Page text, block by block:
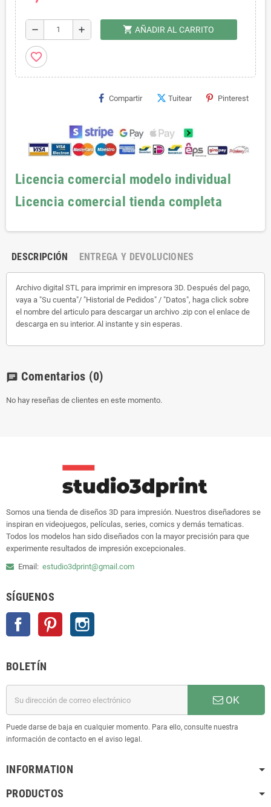
remove add shopping_cart AÑADIR AL CARRITO
favorite_border
Compartir Tuitear Pinterest
Licencia comercial modelo individual
Licencia comercial tienda completa
DESCRIPCIÓN ENTREGA Y DEVOLUCIONES
Archivo digital STL para imprimir en impresora 3D. Después del pago,
vaya a "Su cuenta"/ "Historial de Pedidos" / "Datos", haga click sobre
el nombre del articulo para descargar un archivo .zip con el enlace de
descarga en su interior. Al instante y sin esperas.
chat Comentarios (0)
No hay reseñas de clientes en este momento.
Somos una tienda de diseños 3D para impresión. Nuestros diseñadores se
inspiran en videojuegos, películas, series, comics y demás tematicas.
Todos los modelos han sido diseñados con la mayor precisión para que
experimente resultados de impresión excepcionales.
Email: estudio3dprint@gmail.com
SÍGUENOS
Facebook Pinterest
BOLETÍN
OK
Puede darse de baja en cualquier momento. Para ello, consulte nuestra
información de contacto en el aviso legal.
INFORMATION
PRODUCTOS